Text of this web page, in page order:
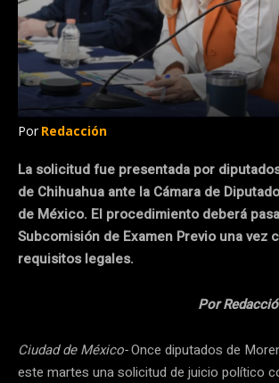
Por Redacción
La solicitud fue presentada por
de Chihuahua ante la Cámara de
de México. El procedimiento deberá
Subcomisión de Examen Previo una vez
requisitos legales.
Por
Ciudad de México-Once diputados de
este martes una solicitud de juicio político